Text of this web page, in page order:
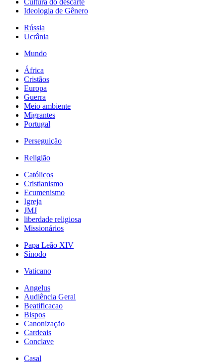
Cultura do descarte
Ideologia de Gênero
Rússia
Ucrânia
Mundo
África
Cristãos
Europa
Guerra
Meio ambiente
Migrantes
Portugal
Perseguição
Religião
Católicos
Cristianismo
Ecumenismo
Igreja
JMJ
liberdade religiosa
Missionários
Papa Leão XIV
Sínodo
Vaticano
Angelus
Audiência Geral
Beatificacao
Bispos
Canonização
Cardeais
Conclave
Casal